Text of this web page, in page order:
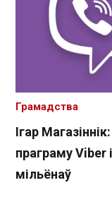
Ігар
праграму Viber
мільёнаў
Грамадства